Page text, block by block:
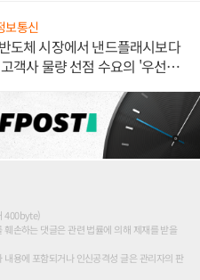
보통신
도체 시장에서 낸드플래시보다
객사 물량 선점 수요의 '우선순
400byte)
손하는 댓글은 관련 법률에 의해 제재를 받을
용에 포함되거나 인신공격성 글은 관리자의 판